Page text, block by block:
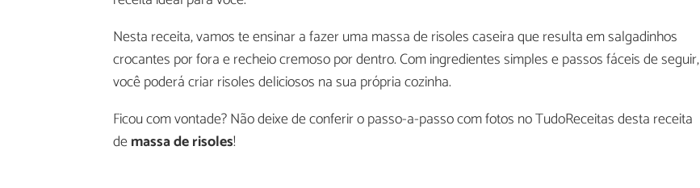
Nesta receita, vamos te ensinar a fazer uma massa de risoles caseira que resulta em salgadinhos
crocantes por fora e recheio cremoso por dentro. Com ingredientes simples e passos fáceis de seguir,
você poderá criar risoles deliciosos na sua própria cozinha.
Ficou com vontade? Não deixe de conferir o passo-a-passo com fotos no TudoReceitas desta receita
demassa de risoles!